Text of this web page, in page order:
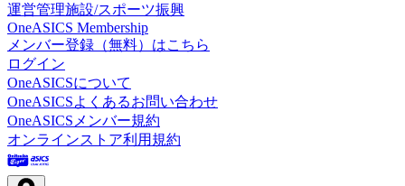
運営管理施設/スポーツ振興
OneASICS Membership
メンバー登録（無料）はこちら
ログイン
OneASICSについて
OneASICSよくあるお問い合わせ
OneASICSメンバー規約
オンラインストア利用規約